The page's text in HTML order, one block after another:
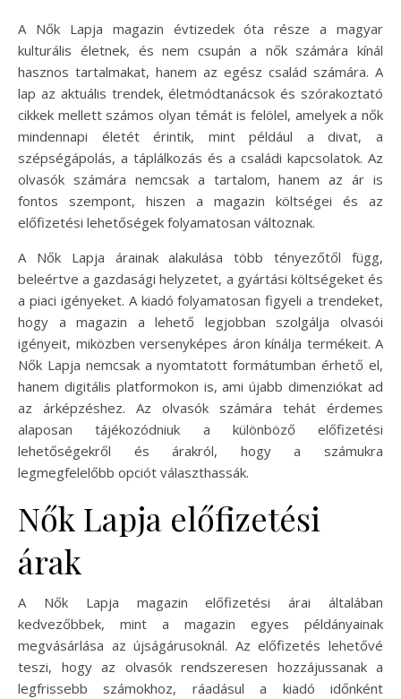
A Nők Lapja magazin évtizedek óta része a magyar
kulturális életnek, és nem csupán a nők számára kínál
hasznos tartalmakat, hanem az egész család számára. A
lap az aktuális trendek, életmódtanácsok és szórakoztató
cikkek mellett számos olyan témát is felölel, amelyek a nők
mindennapi életét érintik, mint például a divat, a
szépségápolás, a táplálkozás és a családi kapcsolatok. Az
olvasók számára nemcsak a tartalom, hanem az ár is
fontos szempont, hiszen a magazin költségei és az
előfizetési lehetőségek folyamatosan változnak.
A Nők Lapja árainak alakulása több tényezőtől függ,
beleértve a gazdasági helyzetet, a gyártási költségeket és
a piaci igényeket. A kiadó folyamatosan figyeli a trendeket,
hogy a magazin a lehető legjobban szolgálja olvasói
igényeit, miközben versenyképes áron kínálja termékeit. A
Nők Lapja nemcsak a nyomtatott formátumban érhető el,
hanem digitális platformokon is, ami újabb dimenziókat ad
az árképzéshez. Az olvasók számára tehát érdemes
alaposan tájékozódniuk a különböző előfizetési
lehetőségekről és árakról, hogy a számukra
legmegfelelőbb opciót választhassák.
Nők Lapja előfizetési
árak
A Nők Lapja magazin előfizetési árai általában
kedvezőbbek, mint a magazin egyes példányainak
megvásárlása az újságárusoknál. Az előfizetés lehetővé
teszi, hogy az olvasók rendszeresen hozzájussanak a
legfrissebb számokhoz, ráadásul a kiadó időnként